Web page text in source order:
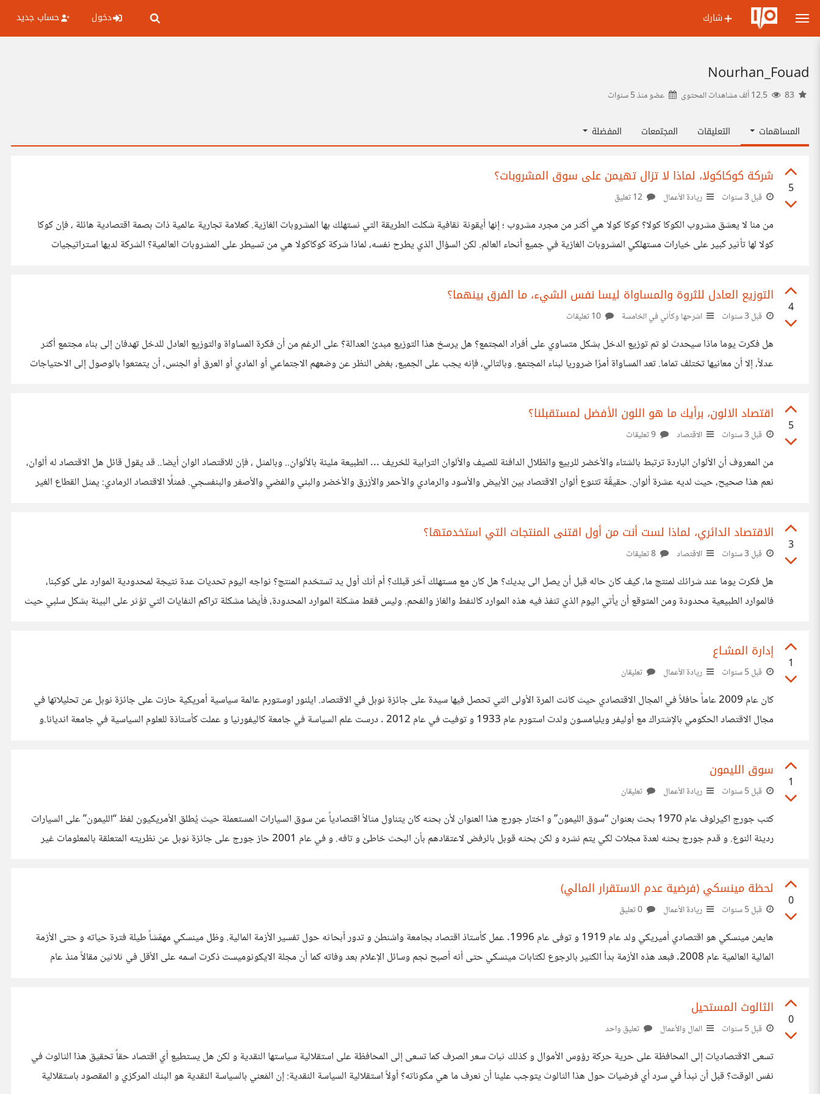
شارك دخول حساب جديد
Nourhan_Fouad
عضو منذ5 سنوات
المساهمات التعليقات المجتمعات المفضلة
5
شركة كوكاكولا، لماذا لا تزال تهيمن على سوق المشروبات؟
قبل 3 سنوات ريادة الأعمال
من منا لا يعشق مشروب الكوكا كولا؟ كوكا كولا هي أكثر من مجرد مشروب ؛ إنها أيقونة ثقافية شكلت الطريقة التي نستهلك بها المشروبات الغازية. كعلامة تجارية عالمية ذات بصمة اقتصادية هائلة ، فإن كوكا
كولا لها تأثير كبير على خيارات مستهلكي المشروبات الغازية في جميع أنحاء العالم. لكن السؤال الذي يطرح نفسه، لماذا شركة كوكاكولا هي من تسيطر على المشروبات العالمية؟ الشركة لديها استراتيجيات
4
التوزيع العادل للثروة والمساواة ليسا نفس الشيء، ما الفرق بينهما؟
قبل 3 سنوات اشرحها وكأني في الخامسة
هل فكرت يوما ماذا سيحدث لو تم توزيع الدخل بشكل متساوي على أفراد المجتمع؟ هل يرسخ هذا التوزيع مبدئ العدالة؟ على الرغم من أن فكرة المساواة والتوزيع العادل للدخل تهدفان إلى بناء مجتمع أكثر
عدلاً، إلا أن معانيها تختلف تماما. تعد المساواة أمرًا ضروريا لبناء المجتمع. وبالتالي، فإنه يجب على الجميع، بغض النظر عن وضعهم الاجتماعي أو المادي أو العرق أو الجنس، أن يتمتعوا بالوصول إلى الاحتياجات
5
اقتصاد الالون، برأيك ما هو اللون الأفضل لمستقبلنا؟
قبل 3 سنوات الاقتصاد
من المعروف أن الألوان الباردة ترتبط بالشتاء والأخضر للربيع والظلال الدافئة للصيف والألوان الترابية للخريف ... الطبيعة مليئة بالألوان.. وبالمثل ، فإن للاقتصاد الوان أيضا.. قد يقول قائل هل الاقتصاد له ألوان،
نعم هذا صحيح، حيث لديه عشرة ألوان. حقيقًة تتنوع ألوان الاقتصاد بين الأبيض والأسود والرمادي والأحمر والأزرق والأخضر والبني والفضي والأصفر والبنفسجي. فمثلًا الاقتصاد الرمادي: يمثل القطاع الغير
3
الاقتصاد الدائري، لماذا لست أنت من أول اقتنى المنتجات التي استخدمتها؟
قبل 3 سنوات الاقتصاد
هل فكرت يوما عند شرائك لمنتج ما، كيف كان حاله قبل أن يصل الى يديك؟ هل كان مع مستهلك آخر قبلك؟ أم أنك أول يد تستخدم المنتج؟ نواجه اليوم تحديات عدة نتيجة لمحدودية الموارد على كوكبنا،
فالموارد الطبيعية محدودة ومن المتوقع أن يأتي اليوم الذي تنفذ فيه هذه الموارد كالنفط والغاز والفحم. وليس فقط مشكلة الموارد المحدودة، فأيضا مشكلة تراكم النفايات التي تؤثر على البيئة بشكل سلبي حيث
1
إدارة المشـاع
قبل 5 سنوات ريادة الأعمال تعليقان
كان عام 2009 عاماً حافلاً في المجال الاقتصادي حيث كانت المرة الأولى التي تحصل فيها سيدة على جائزة نوبل في الاقتصاد. ايلنور اوستورم عالمة سياسية أمريكية حازت على جائزة نوبل عن تحليلاتها في
مجال الاقتصاد الحكومي بالإشتراك مع أوليفر ويليامسون ولدت استورم عام 1933 و توفيت في عام 2012 . درست علم السياسة في جامعة كاليفورنيا و عملت كأستاذة للعلوم السياسية في جامعة انديانا.و
1
سوق الليمون
قبل 5 سنوات ريادة الأعمال تعليقان
كتب جورج اكيرلوف عام 1970 بحث بعنوان “سوق الليمون” و اختار جورج هذا العنوان لأن بحثه كان يتناول مثالاً اقتصادياً عن سوق السيارات المستعملة حيث يُطلق الأمريكيون لفظ “الليمون” على السيارات
رديئة النوع. و قدم جورج بحثه لعدة مجلات لكي يتم نشره و لكن بحثه قوبل بالرفض لاعتقادهم بأن البحث خاطئ و تافه. و في عام 2001 حاز جورج على جائزة نوبل عن نظريته المتعلقة بالمعلومات غير
0
لحظة مينسكي (فرضية عدم الاستقرار المالي)
قبل 5 سنوات ريادة الأعمال
هايمن مينسكي هو اقتصادي أميريكي ولد عام 1919 و توفى عام 1996. عمل كأستاذ اقتصاد بجامعة واشنطن و تدور أبحاثه حول تفسير الأزمة المالية. وظل مينسكي مهمّشاً طيلة فترة حياته و حتى الأزمة
المالية العالمية عام 2008. فبعد هذه الأزمة بدأ الكثير بالرجوع لكتابات مينسكي حتى أنه أصبح نجم وسائل الإعلام بعد وفاته كما أن مجلة الايكونوميست ذكرت اسمه على الأقل في ثلاثين مقالاً منذ عام
0
الثالوث المستحيل
قبل 5 سنوات المال والأعمال تعليق واحد
تسعى الاقتصاديات إلى المحافظة على حرية حركة رؤوس الأموال و كذلك ثبات سعر الصرف كما تسعى إلى المحافظة على استقلالية سياستها النقدية و لكن هل يستطيع أي اقتصاد حقاً تحقيق هذا الثالوث في
نفس الوقت؟ قبل أن نبدأ في سرد أي فرضيات حول هذا الثالوث يتوجب علينا أن نعرف ما هي مكوناته؟ أولاً استقلالية السياسة النقدية: إن المَعني بالسياسة النقدية هو البنك المركزي و المقصود باستقلالية